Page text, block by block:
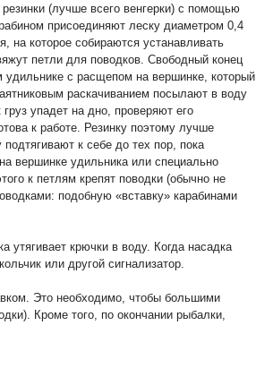
(лучше всего венгерки) с помощью
присоединяют леску диаметром 0,4
на которое собираются устанавливать
петли для поводков. Свободный конец
удильнике с расщепом на вершинке, который
раскачиванием посылают в воду
упадет на дно, проверяют его
к работе. Резинку поэтому лучше
к себе до тех пор, пока
вершинке удильника или специально
к петлям крепят поводки (обычно не
подобную «вставку» карабинами
утягивает крючки в воду. Когда насадка
или другой сигнализатор.
Это необходимо, чтобы большими
Кроме того, по окончании рыбалки,